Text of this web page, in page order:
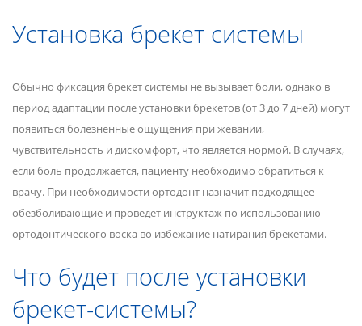
Установка брекет системы
Обычно фиксация брекет системы не вызывает боли, однако в
период адаптации после установки брекетов (от 3 до 7 дней) могут
появиться болезненные ощущения при жевании,
чувствительность и дискомфорт, что является нормой. В случаях,
если боль продолжается, пациенту необходимо обратиться к
врачу. При необходимости ортодонт назначит подходящее
обезболивающие и проведет инструктаж по использованию
ортодонтического воска во избежание натирания брекетами.
Что будет после установки
брекет-системы?